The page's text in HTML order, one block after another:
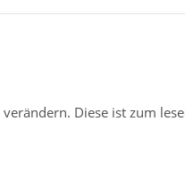
Diese ist zum